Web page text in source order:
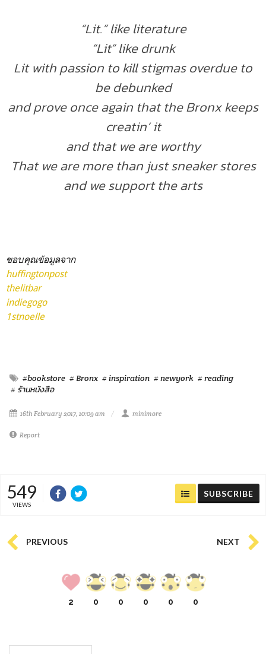
“Lit.” like literature
“Lit” like drunk
Lit with passion to kill stigmas overdue to
be debunked
and prove once again that the Bronx keeps
creatin’ it
and that we are worthy
That we are more than just sneaker stores
and we support the arts
ขอบคุณข้อมูลจาก
huffingtonpost
thelitbar
indiegogo
1stnoelle
#bookstore # Bronx # inspiration # newyork # reading
# ร้านหนังสือ
16th February 2017, 10:09 am minimore
Report
549
VIEWS
SUBSCRIBE
PREVIOUS NEXT
2 0 0 0 0 0